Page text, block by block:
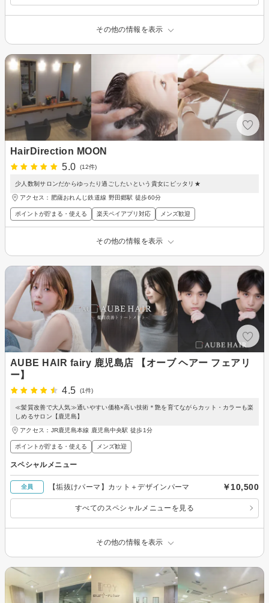
その他の情報を表示
HairDirection MOON
5.0
(12件)
少人数制サロンだからゆったり過ごしたいという貴女にピッタリ★
アクセス：肥薩おれんじ鉄道線 野田郷駅 徒歩60分
ポイントが貯まる・使える 楽天ペイアプリ対応 メンズ歓迎
その他の情報を表示
AUBE HAIR fairy 鹿児島店 【オーブ ヘアー フェアリ
ー】
4.5
(1件)
≪髪質改善で大人気≫通いやすい価格×高い技術＊艶を育てながらカット・カラーも楽
しめるサロン【鹿児島】
アクセス：JR鹿児島本線 鹿児島中央駅 徒歩1分
ポイントが貯まる・使える メンズ歓迎
スペシャルメニュー
全員 【垢抜けパーマ】カット＋デザインパーマ ￥10,500
すべてのスペシャルメニューを見る
その他の情報を表示